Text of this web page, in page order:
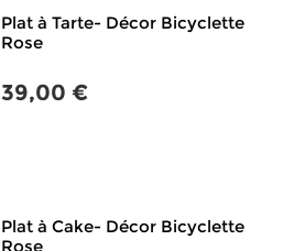
Plat à Tarte- Décor Bicyclette
Rose
39,00 €
Plat à Cake- Décor Bicyclette
Rose